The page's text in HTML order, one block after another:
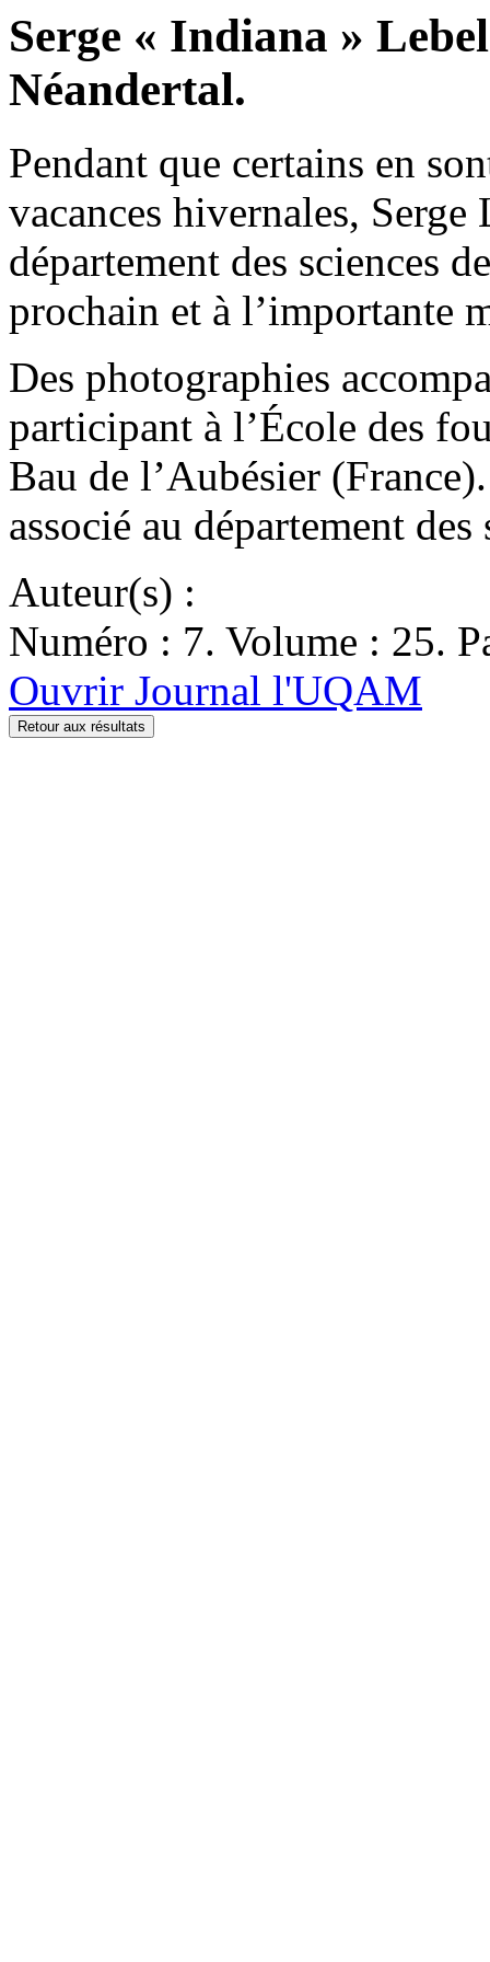
Serge « Indiana »
Néandertal.
Pendant que certains en
vacances hivernales, Serge
département des sciences
prochain et à l’importante
Des photographies
participant à l’École des
Bau de l’Aubésier
associé au département
Auteur(s) :
Numéro : 7. Volume : 25.
Ouvrir Journal l'UQAM
Retour aux résultats